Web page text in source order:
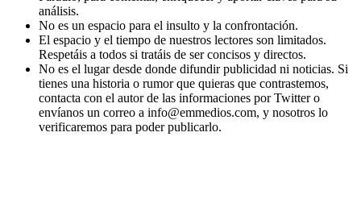
análisis.
No es un espacio para el insulto y la confrontación.
El espacio y el tiempo de nuestros lectores son limitados.
Respetáis a todos si tratáis de ser concisos y directos.
No es el lugar desde donde difundir publicidad ni noticias. Si
tienes una historia o rumor que quieras que contrastemos,
contacta con el autor de las informaciones por Twitter o
envíanos un correo a info@emmedios.com, y nosotros lo
verificaremos para poder publicarlo.